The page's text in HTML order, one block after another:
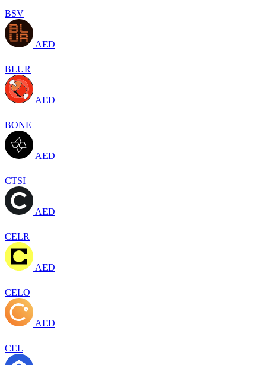
BSV
AED
BLUR
AED
BONE
AED
CTSI
AED
CELR
AED
CELO
AED
CEL